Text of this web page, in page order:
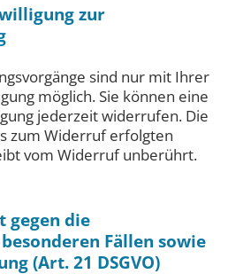
zur
sind nur mit Ihrer
möglich. Sie können eine
jederzeit widerrufen. Die
zum Widerruf erfolgten
vom Widerruf unberührt.
gegen die
Fällen sowie
(Art. 21 DSGVO)